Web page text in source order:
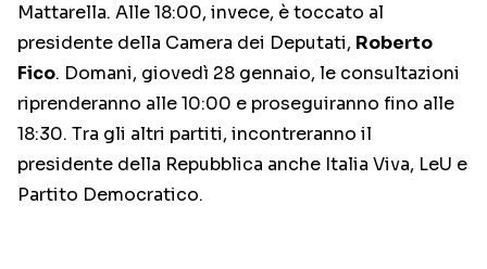
Mattarella. Alle 18:00, invece, è toccato al
presidente della Camera dei Deputati, Roberto
Fico. Domani, giovedì 28 gennaio, le consultazioni
riprenderanno alle 10:00 e proseguiranno fino alle
18:30. Tra gli altri partiti, incontreranno il
presidente della Repubblica anche Italia Viva, LeU e
Partito Democratico.